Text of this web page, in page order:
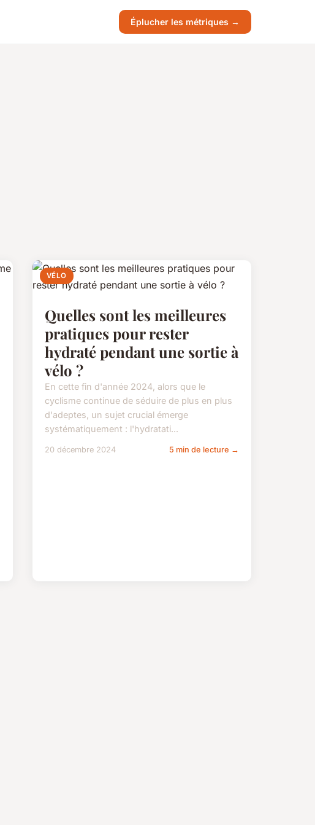
Éplucher les métriques →
VÉLO
Quelles sont les meilleures
pratiques pour rester
hydraté pendant une sortie à
vélo ?
En cette fin d'année 2024, alors que le
cyclisme continue de séduire de plus en plus
d'adeptes, un sujet crucial émerge
systématiquement : l'hydratati...
20 décembre 2024 5 min de lecture →